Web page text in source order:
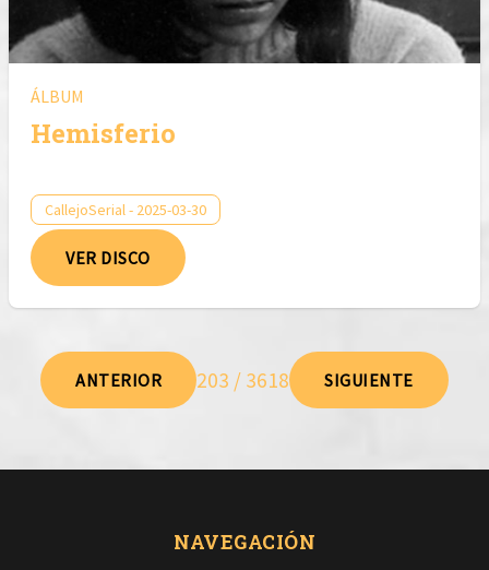
ÁLBUM
Hemisferio
CallejoSerial - 2025-03-30
VER DISCO
ANTERIOR 203 / 3618 SIGUIENTE
NAVEGACIÓN